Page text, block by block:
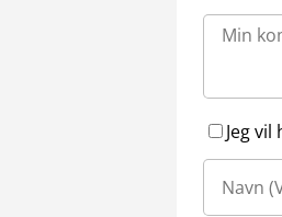
Jeg